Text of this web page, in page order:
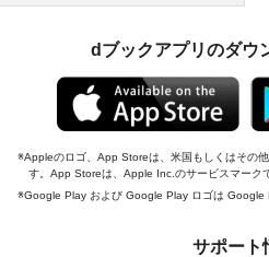
dブックアプリのダウ
Appleのロゴ、App Storeは、米国もしくはその
す。App Storeは、Apple Inc.のサービスマーク
Google Play および Google Play ロゴは Google
サポート